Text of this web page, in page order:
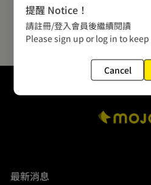
最新消息
提醒 Notice！
請註冊/登入會員後繼續閱讀
Please sign up or log in to
Cancel